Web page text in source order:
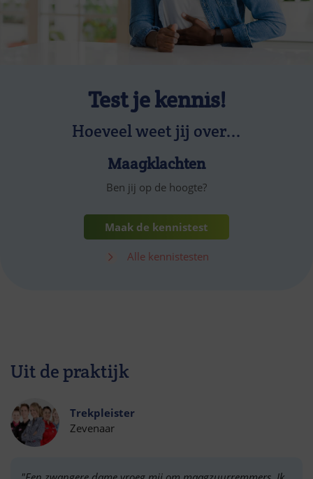
Test je kennis!
Hoeveel weet jij over...
Maagklachten
Ben jij op de hoogte?
Maak de kennistest
Alle kennistesten
Uit de praktijk
Trekpleister
Zevenaar